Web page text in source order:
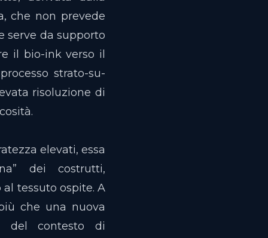
che non prevede
serve da supporto
il bio-ink verso il
strato-su-
risoluzione di
elevati, essa
dei costrutti,
tessuto ospite. A
che una nuova
del contesto di